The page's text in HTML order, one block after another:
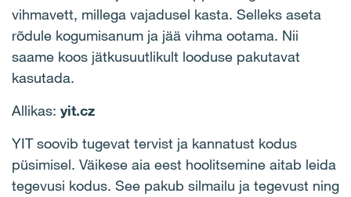
vihmavett, millega vajadusel kasta. Selleks aseta
rõdule kogumisanum ja jää vihma ootama. Nii
saame koos jätkusuutlikult looduse pakutavat
kasutada.
Allikas: yit.cz
YIT soovib tugevat tervist ja kannatust kodus
püsimisel. Väikese aia eest hoolitsemine aitab leida
tegevusi kodus. See pakub silmailu ja tegevust ning